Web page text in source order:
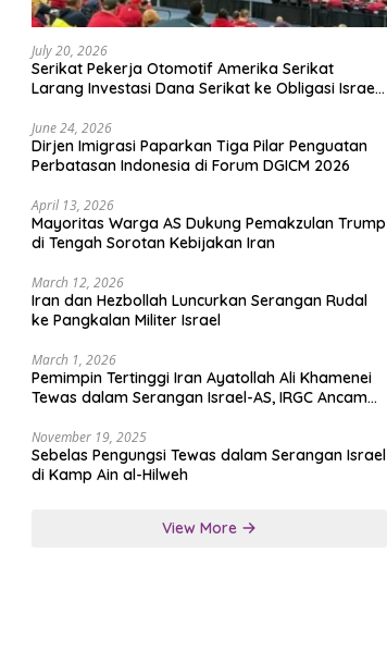
July 20, 2026
Serikat Pekerja Otomotif Amerika Serikat
Larang Investasi Dana Serikat ke Obligasi Israel,
June 24, 2026
Dirjen Imigrasi Paparkan Tiga Pilar Penguatan
Perbatasan Indonesia di Forum DGICM 2026
April 13, 2026
Mayoritas Warga AS Dukung Pemakzulan Trump
di Tengah Sorotan Kebijakan Iran
March 12, 2026
Iran dan Hezbollah Luncurkan Serangan Rudal
ke Pangkalan Militer Israel
March 1, 2026
Pemimpin Tertinggi Iran Ayatollah Ali Khamenei
Tewas dalam Serangan Israel-AS, IRGC Ancam
November 19, 2025
Sebelas Pengungsi Tewas dalam Serangan Israel
di Kamp Ain al-Hilweh
View More